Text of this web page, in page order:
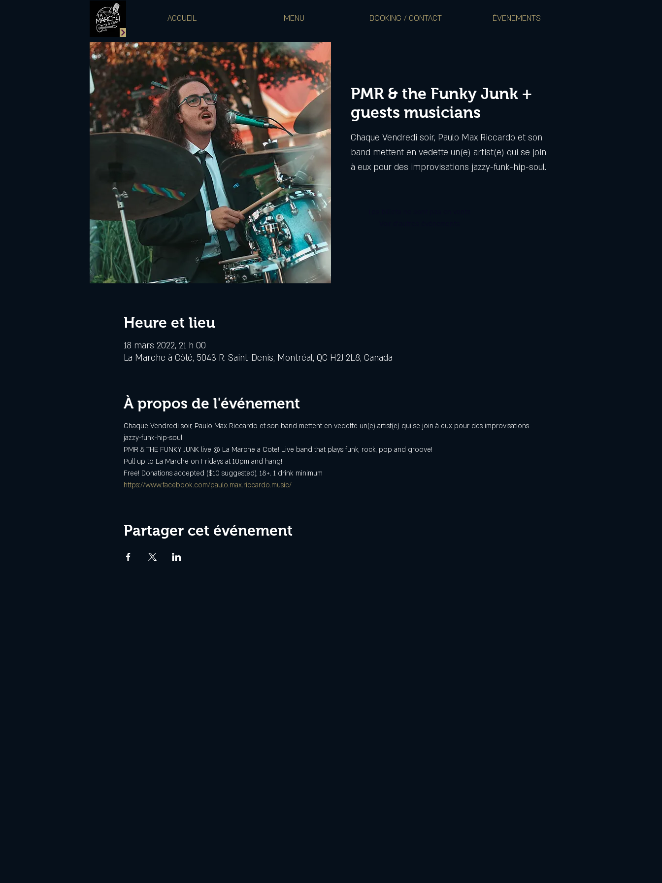
ACCUEIL MENU BOOKING / CONTACT ÉVENEMENTS
PMR & the Funky Junk +
guests musicians
Chaque Vendredi soir, Paulo Max Riccardo et son
band mettent en vedette un(e) artist(e) qui se join
à eux pour des improvisations jazzy-funk-hip-soul.
Heure et lieu
18 mars 2022, 21 h 00
La Marche à Côté, 5043 R. Saint-Denis, Montréal, QC H2J 2L8, Canada
À propos de l'événement
Chaque Vendredi soir, Paulo Max Riccardo et son band mettent en vedette un(e) artist(e) qui se join à eux pour des improvisations
jazzy-funk-hip-soul.
PMR & THE FUNKY JUNK live @ La Marche a Cote! Live band that plays funk, rock, pop and groove!
Pull up to La Marche on Fridays at 10pm and hang!
Free! Donations accepted ($10 suggested), 18+. 1 drink minimum
https://www.facebook.com/paulo.max.riccardo.music/
Partager cet événement